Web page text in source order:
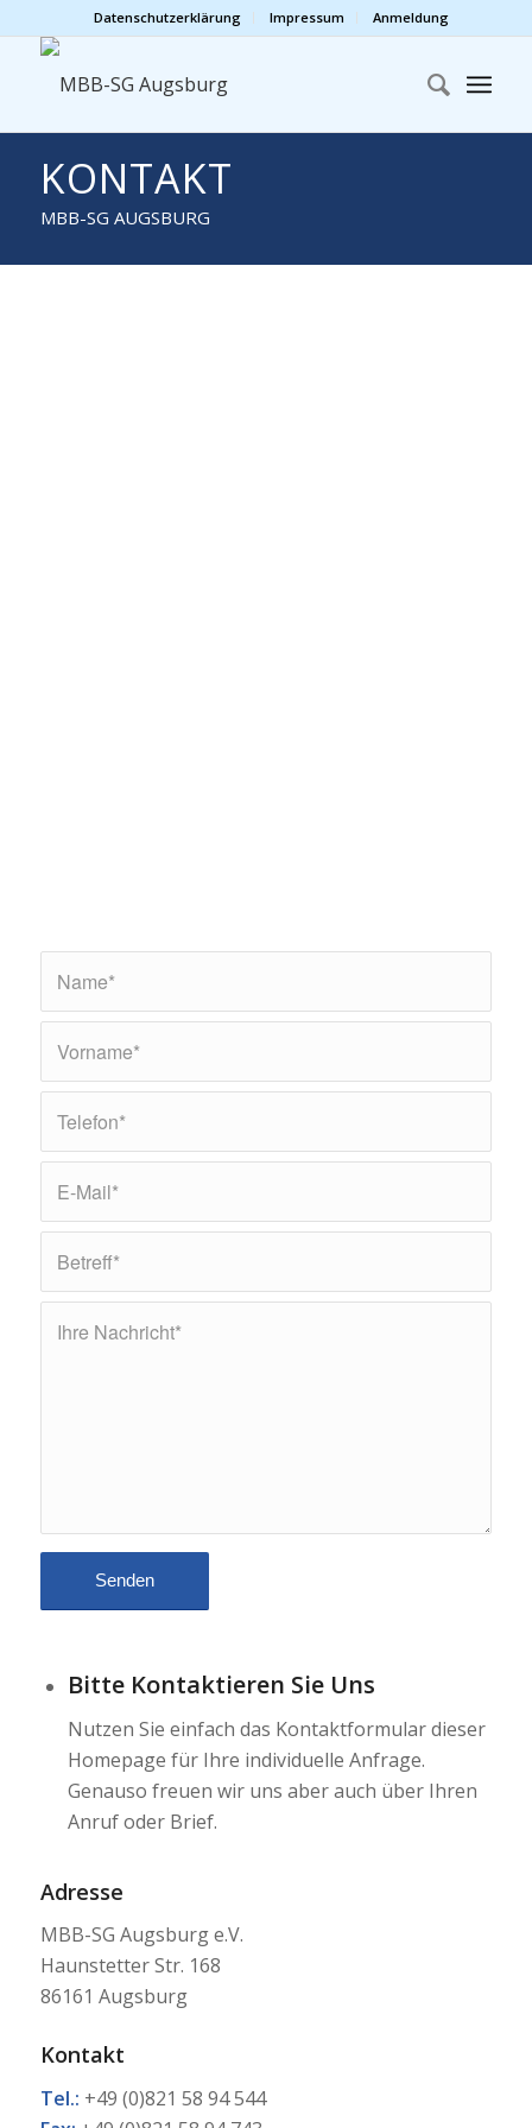
Datenschutzerklärung Impressum Anmeldung
KONTAKT
MBB-SG AUGSBURG
Bitte Kontaktieren Sie Uns
Nutzen Sie einfach das Kontaktformular dieser
Homepage für Ihre individuelle Anfrage.
Genauso freuen wir uns aber auch über Ihren
Anruf oder Brief.
Adresse
MBB-SG Augsburg e.V.
Haunstetter Str. 168
86161 Augsburg
Kontakt
Tel.: +49 (0)821 58 94 544